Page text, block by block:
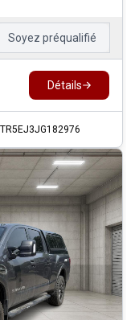
Soyez préqualifié
Détails